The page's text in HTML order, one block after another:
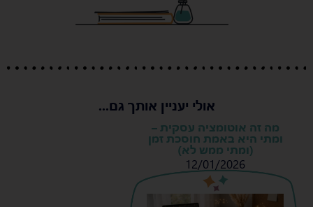
אולי יעניין אותך גם...
מה זה אוטומציה עסקית –
ומתי היא באמת חוסכת זמן
(ומתי ממש לא)
12/01/2026
s
s